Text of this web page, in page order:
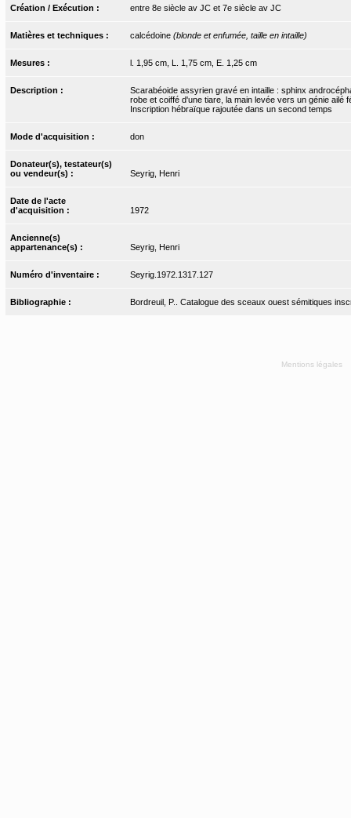
Création / Exécution : entre 8e siècle av JC et 7e siècle av JC
Matières et techniques : calcédoine (blonde et enfumée, taille en intaille)
Mesures : l. 1,95 cm, L. 1,75 cm, E. 1,25 cm
Description :
Scarabéoide assyrien gravé en intaille : sphinx
robe et coiffé d'une tiare, la main levée vers un génie ailé
Inscription hébraïque rajoutée dans un second temps
Mode d'acquisition : don
Donateur(s), testateur(s)
ou vendeur(s) :
Seyrig, Henri
Date de l'acte
d'acquisition :
1972
Ancienne(s)
appartenance(s) :
Seyrig, Henri
Numéro d'inventaire : Seyrig.1972.1317.127
Bibliographie : Bordreuil, P.. Catalogue des sceaux ouest sémitiques
Mentions légales